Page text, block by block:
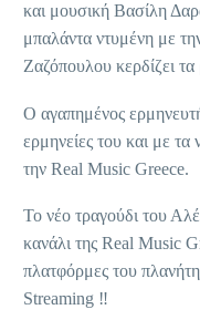
και μουσική Βασίλη
μπαλάντα ντυμένη με
Ζαζόπουλου κερδίζει
Ο αγαπημένος
ερμηνείες του και με τα
την Real Music Greece.
Το νέο τραγούδι του
κανάλι της Real Music
πλατφόρμες του
Streaming ‼